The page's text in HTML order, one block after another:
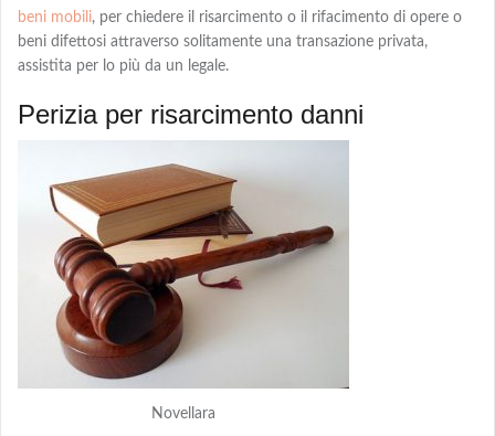
beni mobili, per chiedere il risarcimento o il rifacimento di opere o
beni difettosi attraverso solitamente una transazione privata,
assistita per lo più da un legale.
Perizia per risarcimento danni
Novellara